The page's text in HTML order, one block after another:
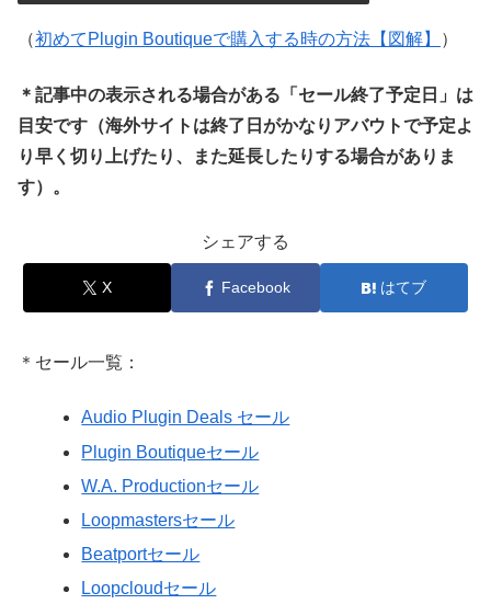
（初めてPlugin Boutiqueで購入する時の方法【図解】 ）
＊記事中の表示される場合がある「セール終了予定日」は
目安です（海外サイトは終了日がかなりアバウトで予定よ
り早く切り上げたり、また延長したりする場合がありま
す）。
シェアする
X Facebook はてブ
＊セール一覧：
Audio Plugin Deals セール
Plugin Boutiqueセール
W.A. Productionセール
Loopmastersセール
Beatportセール
Loopcloudセール